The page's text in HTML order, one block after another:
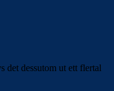
det dessutom ut ett flertal